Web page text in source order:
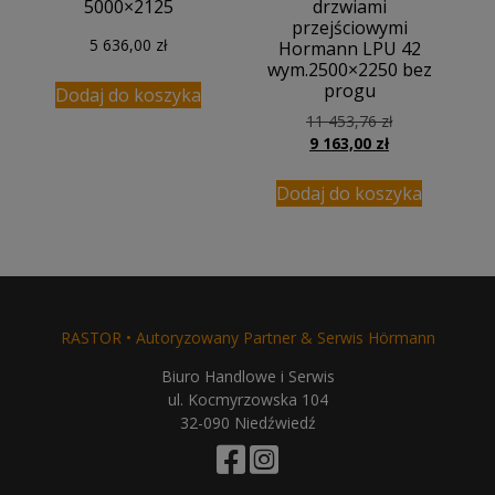
5000×2125
5 636,00 zł
Dodaj do koszyka
drzwiami
przejściowymi
Hormann LPU 42
wym.2500×2250 bez
progu
11 453,76złPierwotna
11
453,76 zł.
9 163,00 złAktualna
wynosi:
9
Dodaj do koszyka
RASTOR • Autoryzowany Partner & Serwis Hörmann
Biuro Handlowe i Serwis
ul. Kocmyrzowska 104
32-090 Niedźwiedź